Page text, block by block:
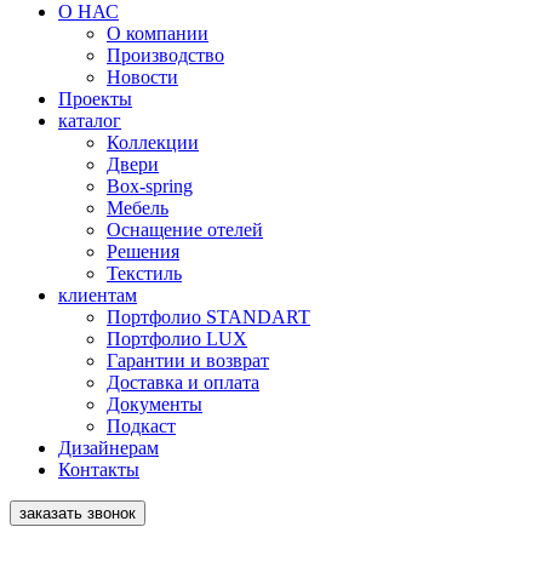
О НАС
О компании
Производство
Новости
Проекты
каталог
Коллекции
Двери
Box-spring
Мебель
Оснащение отелей
Решения
Текстиль
клиентам
Портфолио STANDART
Портфолио LUX
Гарантии и возврат
Доставка и оплата
Документы
Подкаст
Дизайнерам
Контакты
заказать звонок